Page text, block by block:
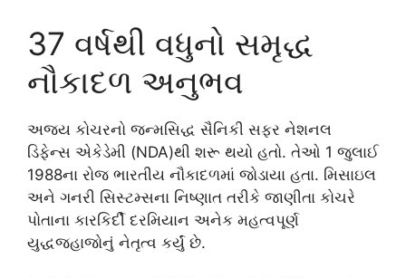
37 વર્ષથી વધુનો સમૃદ્ધ
નૌકાદળ અનુભવ
અજય કોચરનો જન્મસિદ્ધ સૈનિકી સફર નેશનલ
ડિફેન્સ એકેડેમી (NDA)થી શરૂ થયો હતો. તેઓ 1 જુલાઈ
1988ના રોજ ભારતીય નૌકાદળમાં જોડાયા હતા. મિસાઇલ
અને ગનરી સિસ્ટમ્સના નિષ્ણાત તરીકે જાણીતા કોચરે
પોતાના કારકિર્દી દરમિયાન અનેક મહત્વપૂર્ણ
યુદ્ધજહાજોનું નેતૃત્વ કર્યું છે.